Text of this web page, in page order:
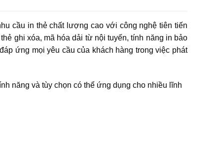
cầu in thẻ chất lượng cao với công nghệ tiên tiến
ghi xóa, mã hóa dải từ nội tuyến, tính năng in bảo
ứng mọi yêu cầu của khách hàng trong việc phát
năng và tùy chọn có thể ứng dụng cho nhiều lĩnh